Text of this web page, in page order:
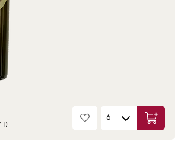
l) In den